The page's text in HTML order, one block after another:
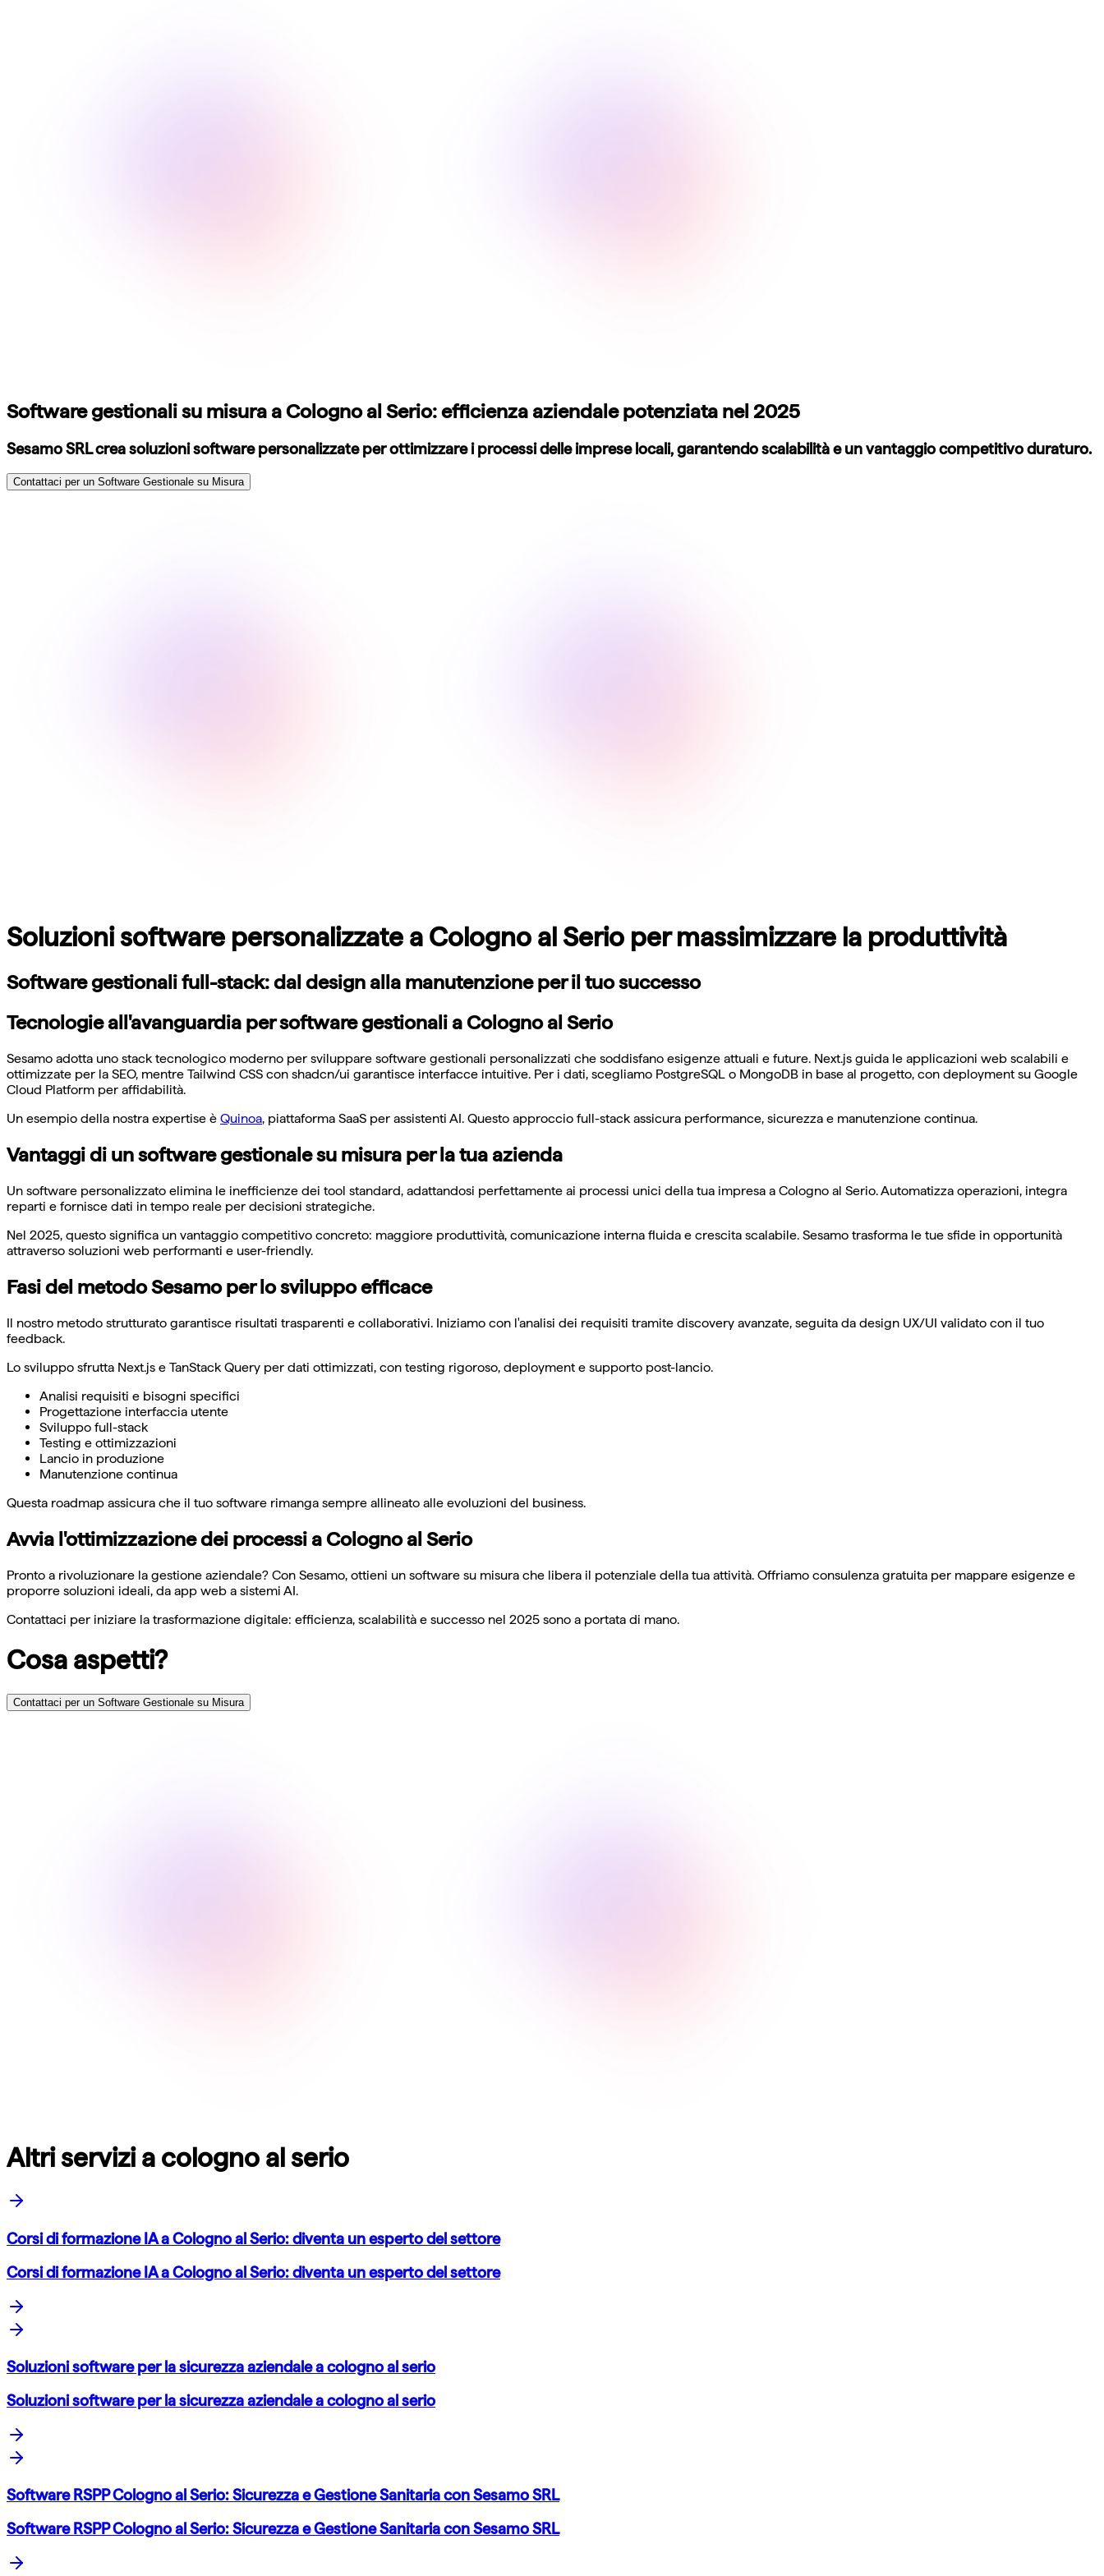
Software gestionali su misura a Cologno al Serio: efficienza aziendale potenziata nel 2025
Sesamo SRL crea soluzioni software personalizzate per ottimizzare i processi delle imprese locali, garantendo scalabilità e un vantaggio competitivo duraturo.
Contattaci per un Software Gestionale su Misura
Soluzioni software personalizzate a Cologno al Serio per massimizzare la produttività
Software gestionali full-stack: dal design alla manutenzione per il tuo successo
Tecnologie all'avanguardia per software gestionali a Cologno al Serio
Sesamo adotta uno stack tecnologico moderno per sviluppare software gestionali personalizzati che soddisfano esigenze attuali e future. Next.js guida le applicazioni web scalabili e
ottimizzate per la SEO, mentre Tailwind CSS con shadcn/ui garantisce interfacce intuitive. Per i dati, scegliamo PostgreSQL o MongoDB in base al progetto, con deployment su Google
Cloud Platform per affidabilità.
Un esempio della nostra expertise è Quinoa, piattaforma SaaS per assistenti AI. Questo approccio full-stack assicura performance, sicurezza e manutenzione continua.
Vantaggi di un software gestionale su misura per la tua azienda
Un software personalizzato elimina le inefficienze dei tool standard, adattandosi perfettamente ai processi unici della tua impresa a Cologno al Serio. Automatizza operazioni, integra
reparti e fornisce dati in tempo reale per decisioni strategiche.
Nel 2025, questo significa un vantaggio competitivo concreto: maggiore produttività, comunicazione interna fluida e crescita scalabile. Sesamo trasforma le tue sfide in opportunità
attraverso soluzioni web performanti e user-friendly.
Fasi del metodo Sesamo per lo sviluppo efficace
Il nostro metodo strutturato garantisce risultati trasparenti e collaborativi. Iniziamo con l'analisi dei requisiti tramite discovery avanzate, seguita da design UX/UI validato con il tuo
feedback.
Lo sviluppo sfrutta Next.js e TanStack Query per dati ottimizzati, con testing rigoroso, deployment e supporto post-lancio.
Analisi requisiti e bisogni specifici
Progettazione interfaccia utente
Sviluppo full-stack
Testing e ottimizzazioni
Lancio in produzione
Manutenzione continua
Questa roadmap assicura che il tuo software rimanga sempre allineato alle evoluzioni del business.
Avvia l'ottimizzazione dei processi a Cologno al Serio
Pronto a rivoluzionare la gestione aziendale? Con Sesamo, ottieni un software su misura che libera il potenziale della tua attività. Offriamo consulenza gratuita per mappare esigenze e
proporre soluzioni ideali, da app web a sistemi AI.
Contattaci per iniziare la trasformazione digitale: efficienza, scalabilità e successo nel 2025 sono a portata di mano.
Cosa aspetti?
Contattaci per un Software Gestionale su Misura
Altri servizi a cologno al serio
Corsi di formazione IA a Cologno al Serio: diventa un esperto del settore
Corsi di formazione IA a Cologno al Serio: diventa un esperto del settore
Soluzioni software per la sicurezza aziendale a cologno al serio
Soluzioni software per la sicurezza aziendale a cologno al serio
Software RSPP Cologno al Serio: Sicurezza e Gestione Sanitaria con Sesamo SRL
Software RSPP Cologno al Serio: Sicurezza e Gestione Sanitaria con Sesamo SRL